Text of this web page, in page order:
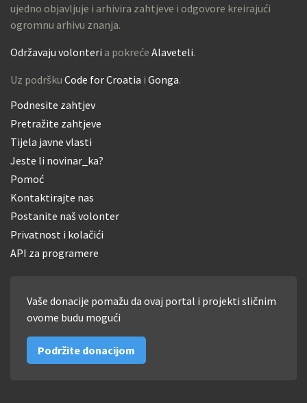
ujedno objavljuje i arhivira zahtjeve i odgovore kreirajući
ogromnu arhivu znanja.
Održavaju volonteri a pokreće Alaveteli.
Uz podršku Code for Croatia i Gonga.
Podnesite zahtjev
Pretražite zahtjeve
Tijela javne vlasti
Jeste li novinar_ka?
Pomoć
Kontaktirajte nas
Postanite naš volonter
Privatnost i kolačići
API za programere
Vaše donacije pomažu da ovaj portal i projekti sličnim
ovome budu mogući
Podržite donacijom